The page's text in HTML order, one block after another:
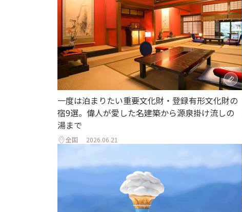
一度は泊まりたい重要文化財・登録有形文化財の
宿9選。偉人が愛した名建築から源泉掛け流しの
湯まで
全国 2026.06.21